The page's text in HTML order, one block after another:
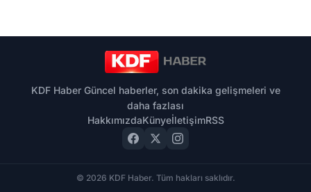
KDF Haber Güncel haberler, son dakika gelişmeleri ve
daha fazlası
HakkımızdaKünyeİletişimRSS
© 2026 KDF Haber. Tüm hakları saklıdır.